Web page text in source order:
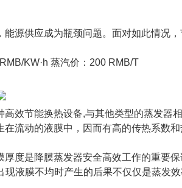
源供应成为瓶颈问题。面对如此情况
KW·h 蒸汽价：200 RMB/T
效节能换热设备,与其他类型的蒸发器相
流动的液膜中，因而有高的传热系数
度是降膜蒸发器安全高效工作的重要保
液膜不均时产生的后果不仅仅是蒸发